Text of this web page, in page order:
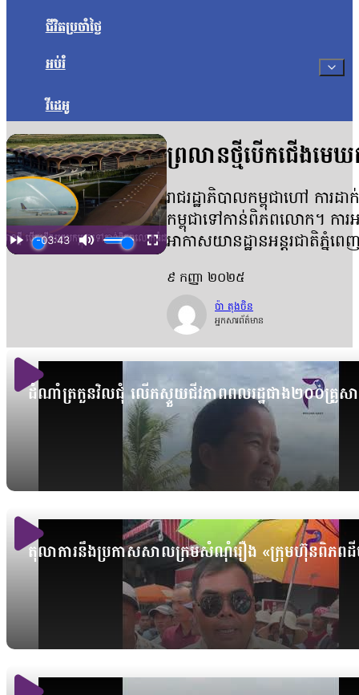
ជីវិតប្រចាំថ្ងៃ
អប់រំ
វីដេអូ
ព្រលានថ្មីបើកជើងម
រាជរដ្ឋាភិបាលកម្ពុជាហៅ ការ
កម្ពុជាទៅកាន់ពិភពលោក។ ការអ
អាកាសយានដ្ឋានអន្តរជាតិភ្
៩ កញ្ញា ២០២៥
ប៉ា តុងចិន
អ្នកសារព័ត៌មាន
ដំណាំត្រកួនវិលជុំ លើកស្ទួយជីវភាពពលរដ្ឋជាង២០០គ្រួស
តុលាការនឹងប្រកាសសាលក្រមសំណុំរឿង «ក្រុមហ៊ុនពិភព